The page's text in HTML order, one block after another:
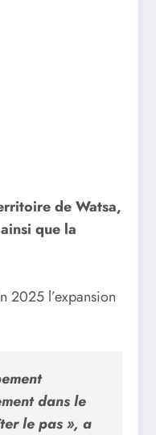
de Watsa,
que la
2025 l’expansion
dans le
le pas », a